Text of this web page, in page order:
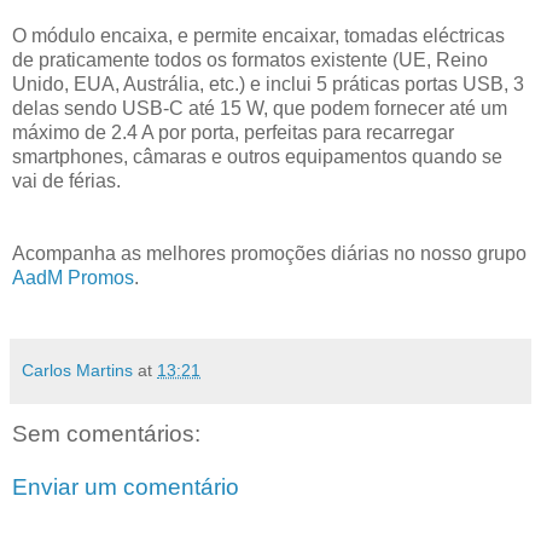
O módulo encaixa, e permite encaixar, tomadas eléctricas
de praticamente todos os formatos existente (UE, Reino
Unido, EUA, Austrália, etc.) e inclui 5 práticas portas USB, 3
delas sendo USB-C até 15 W, que podem fornecer até um
máximo de 2.4 A por porta, perfeitas para recarregar
smartphones, câmaras e outros equipamentos quando se
vai de férias.
Acompanha as melhores promoções diárias no nosso grupo
AadM Promos.
Carlos Martins at 13:21
Sem comentários:
Enviar um comentário